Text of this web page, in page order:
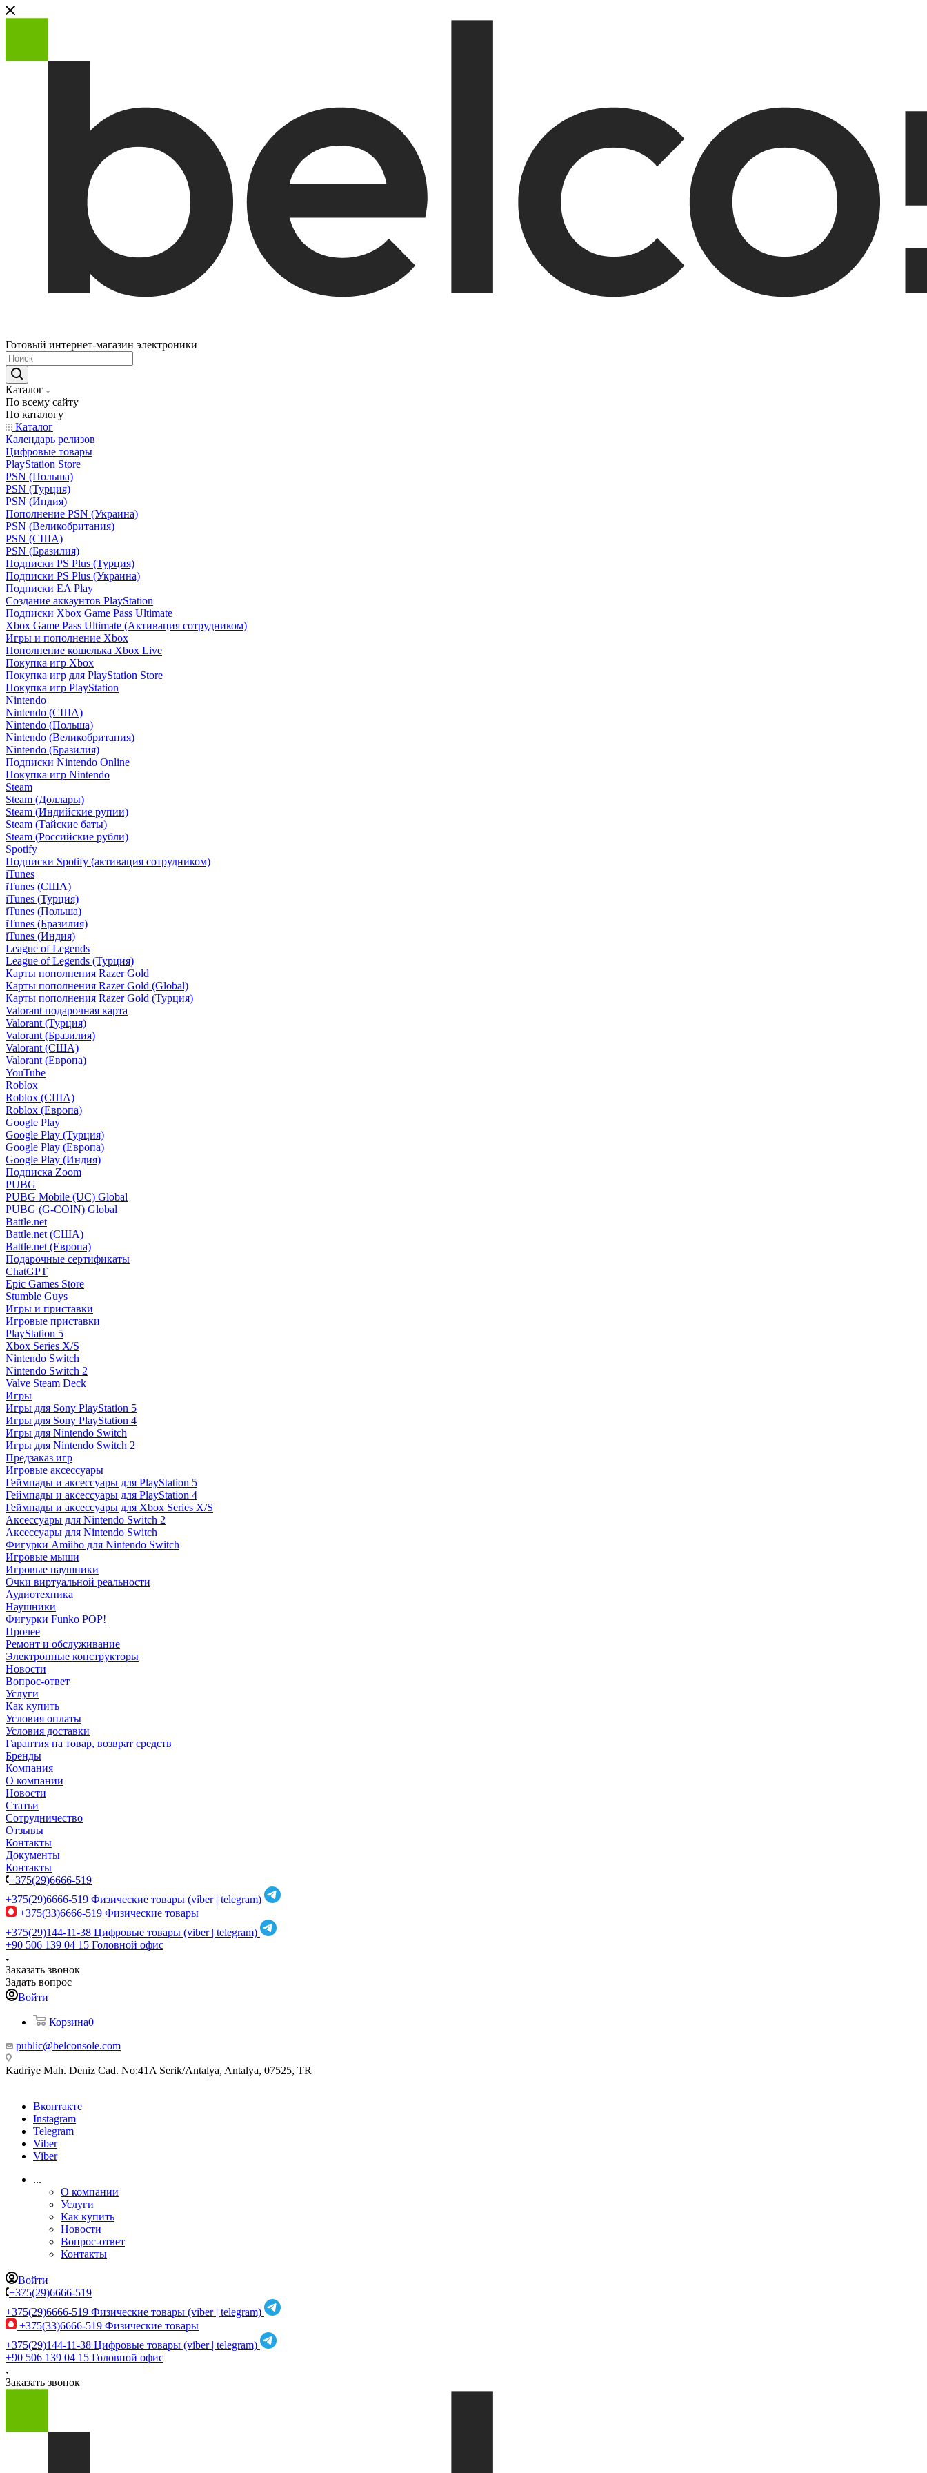
Готовый интернет-магазин электроники
Каталог
По всему сайту
По каталогу
Каталог
Календарь релизов
Цифровые товары
PlayStation Store
PSN (Польша)
PSN (Турция)
PSN (Индия)
Пополнение PSN (Украина)
PSN (Великобритания)
PSN (США)
PSN (Бразилия)
Подписки PS Plus (Турция)
Подписки PS Plus (Украина)
Подписки EA Play
Создание аккаунтов PlayStation
Подписки Xbox Game Pass Ultimate
Xbox Game Pass Ultimate (Активация сотрудником)
Игры и пополнение Xbox
Пополнение кошелька Xbox Live
Покупка игр Xbox
Покупка игр для PlayStation Store
Покупка игр PlayStation
Nintendo
Nintendo (США)
Nintendo (Польша)
Nintendo (Великобритания)
Nintendo (Бразилия)
Подписки Nintendo Online
Покупка игр Nintendo
Steam
Steam (Доллары)
Steam (Индийские рупии)
Steam (Тайские баты)
Steam (Российские рубли)
Spotify
Подписки Spotify (активация сотрудником)
iTunes
iTunes (США)
iTunes (Турция)
iTunes (Польша)
iTunes (Бразилия)
iTunes (Индия)
League of Legends
League of Legends (Турция)
Карты пополнения Razer Gold
Карты пополнения Razer Gold (Global)
Карты пополнения Razer Gold (Турция)
Valorant подарочная карта
Valorant (Турция)
Valorant (Бразилия)
Valorant (США)
Valorant (Европа)
YouTube
Roblox
Roblox (США)
Roblox (Европа)
Google Play
Google Play (Турция)
Google Play (Европа)
Google Play (Индия)
Подписка Zoom
PUBG
PUBG Mobile (UC) Global
PUBG (G-COIN) Global
Battle.net
Battle.net (США)
Battle.net (Европа)
Подарочные сертификаты
ChatGPT
Epic Games Store
Stumble Guys
Игры и приставки
Игровые приставки
PlayStation 5
Xbox Series X/S
Nintendo Switch
Nintendo Switch 2
Valve Steam Deck
Игры
Игры для Sony PlayStation 5
Игры для Sony PlayStation 4
Игры для Nintendo Switch
Игры для Nintendo Switch 2
Предзаказ игр
Игровые аксессуары
Геймпады и аксессуары для PlayStation 5
Геймпады и аксессуары для PlayStation 4
Геймпады и аксессуары для Xbox Series X/S
Аксессуары для Nintendo Switch 2
Аксессуары для Nintendo Switch
Фигурки Amiibo для Nintendo Switch
Игровые мыши
Игровые наушники
Очки виртуальной реальности
Аудиотехника
Наушники
Фигурки Funko POP!
Прочее
Ремонт и обслуживание
Электронные конструкторы
Новости
Вопрос-ответ
Услуги
Как купить
Условия оплаты
Условия доставки
Гарантия на товар, возврат средств
Бренды
Компания
О компании
Новости
Статьи
Сотрудничество
Отзывы
Контакты
Документы
Контакты
+375(29)6666-519
+375(29)6666-519 Физические товары (viber | telegram)
+375(33)6666-519 Физические товары
+375(29)144-11-38 Цифровые товары (viber | telegram)
+90 506 139 04 15 Головной офис
Заказать звонок
Задать вопрос
Войти
Корзина0
public@belconsole.com
Kadriye Mah. Deniz Cad. No:41A Serik/Antalya, Antalya, 07525, TR
Вконтакте
Instagram
Telegram
Viber
Viber
...
О компании
Услуги
Как купить
Новости
Вопрос-ответ
Контакты
Войти
+375(29)6666-519
+375(29)6666-519 Физические товары (viber | telegram)
+375(33)6666-519 Физические товары
+375(29)144-11-38 Цифровые товары (viber | telegram)
+90 506 139 04 15 Головной офис
Заказать звонок